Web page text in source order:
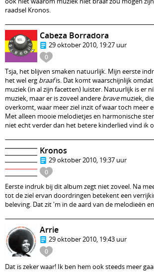
raadsel Kronos.
0
Cabeza Borradora
29 oktober 2010, 19:27 uur
Tsja, het blijven smaken natuurlijk. Mijn eerste
het wel erg braafis. Dat komt waarschijnlijk
muziek (in al zijn facetten) luister. Natuurlijk is er
muziek, maar er is zoveel andere bravemuziek,
overkomt, waar meer ziel inzit of waar toch meer
Met alleen mooie melodietjes en harmonische
niet echt verder dan het betere kinderlied vind ik
0
Kronos
29 oktober 2010, 19:37 uur
Eerste indruk bij dit album zegt niet zoveel. Na
tot de ziel ervan doordringen betekent een
beleving. Dat zit 'm in de aard van de melodieën
0
Arrie
29 oktober 2010, 19:43 uur
Dat is zeker waar! Ik ben hem ook steeds meer